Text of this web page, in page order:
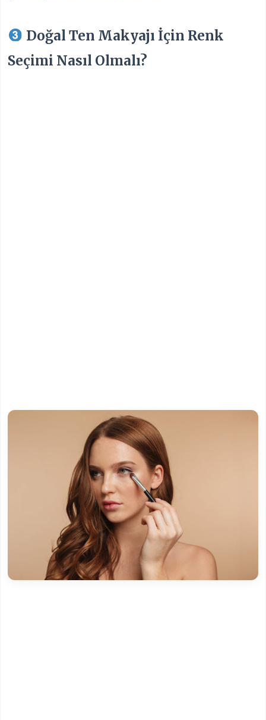
Doğal Ten Makyajı İçin Renk
Seçimi Nasıl Olmalı?